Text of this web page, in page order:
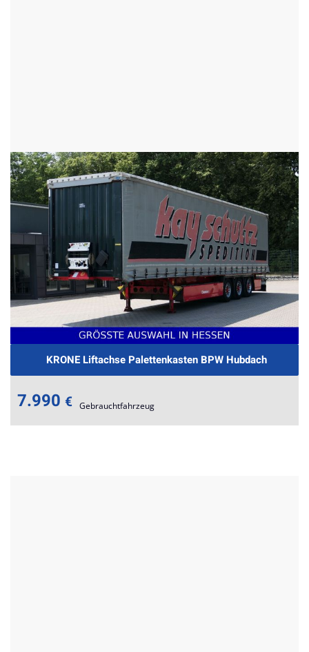
KRONE Liftachse Palettenkasten BPW Hubdach
7.990 € Gebrauchtfahrzeug